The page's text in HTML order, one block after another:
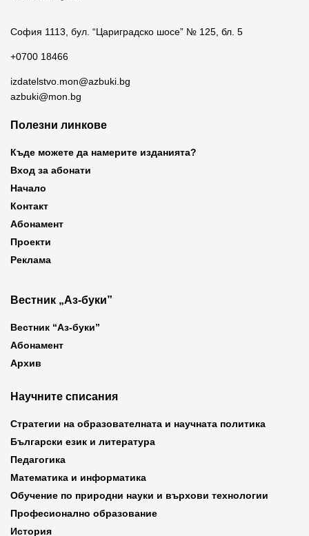
София 1113, бул. “Цариградско шосе” № 125, бл. 5
+0700 18466
izdatelstvo.mon@azbuki.bg
azbuki@mon.bg
Полезни линкове
Къде можете да намерите изданията?
Вход за абонати
Начало
Контакт
Абонамент
Проекти
Реклама
Вестник „Аз-буки”
Вестник “Аз-буки”
Абонамент
Архив
Научните списания
Стратегии на образователната и научната политика
Български език и литература
Педагогика
Математика и информатика
Обучение по природни науки и върхови технологии
Професионално образование
История